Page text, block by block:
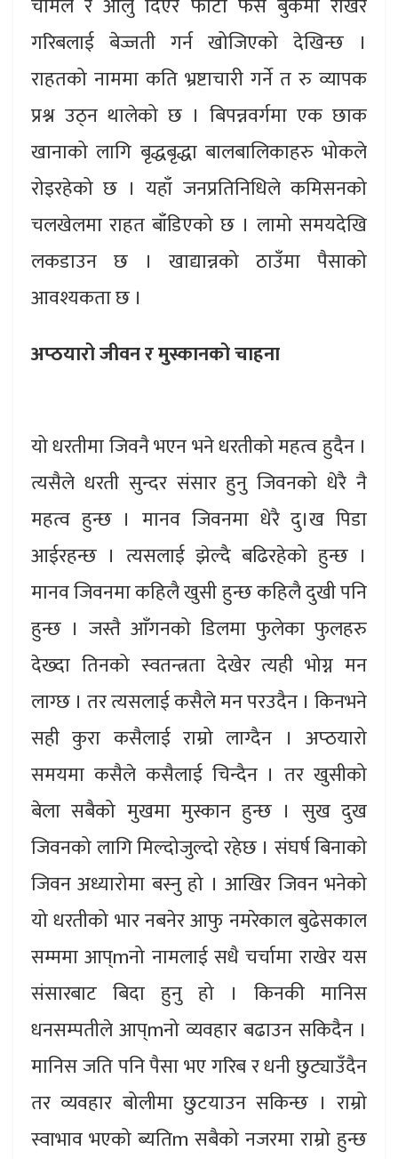
चामल र आलु दिएर फोटो फेस बुकमा राखेर
गरिबलाई बेज्जती गर्न खोजिएको देखिन्छ ।
राहतको नाममा कति भ्रष्टाचारी गर्ने त रु व्यापक
प्रश्न उठ्न थालेको छ । बिपन्नवर्गमा एक छाक
खानाको लागि बृद्धबृद्धा बालबालिकाहरु भोकले
रोइरहेको छ । यहाँ जनप्रतिनिधिले कमिसनको
चलखेलमा राहत बाँडिएको छ । लामो समयदेखि
लकडाउन छ । खाद्यान्नको ठाउँमा पैसाको
आवश्यकता छ ।
अप्ठयारो जीवन र मुस्कानको चाहना
यो धरतीमा जिवनै भएन भने धरतीको महत्व हुदैन ।
त्यसैले धरती सुन्दर संसार हुनु जिवनको धेरै नै
महत्व हुन्छ । मानव जिवनमा धेरै दु।ख पिडा
आईरहन्छ । त्यसलाई झेल्दै बढिरहेको हुन्छ ।
मानव जिवनमा कहिलै खुसी हुन्छ कहिलै दुखी पनि
हुन्छ । जस्तै आँगनको डिलमा फुलेका फुलहरु
देख्दा तिनको स्वतन्त्रता देखेर त्यही भोग्न मन
लाग्छ । तर त्यसलाई कसैले मन परउदैन । किनभने
सही कुरा कसैलाई राम्रो लाग्दैन । अप्ठयारो
समयमा कसैले कसैलाई चिन्दैन । तर खुसीको
बेला सबैको मुखमा मुस्कान हुन्छ । सुख दुख
जिवनको लागि मिल्दोजुल्दो रहेछ । संघर्ष बिनाको
जिवन अध्यारोमा बस्नु हो । आखिर जिवन भनेको
यो धरतीको भार नबनेर आफु नमरेकाल बुढेसकाल
सम्ममा आप्mनो नामलाई सधै चर्चामा राखेर यस
संसारबाट बिदा हुनु हो । किनकी मानिस
धनसम्पतीले आप्mनो व्यवहार बढाउन सकिदैन ।
मानिस जति पनि पैसा भए गरिब र धनी छुट्याउँदैन
तर व्यवहार बोलीमा छुटयाउन सकिन्छ । राम्रो
स्वाभाव भएको ब्यतिm सबैको नजरमा राम्रो हुन्छ